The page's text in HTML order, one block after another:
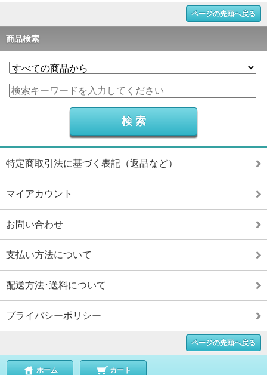
ページの先頭へ戻る
商品検索
特定商取引法に基づく表記（返品など）
マイアカウント
お問い合わせ
支払い方法について
配送方法･送料について
プライバシーポリシー
ページの先頭へ戻る
ホーム カート